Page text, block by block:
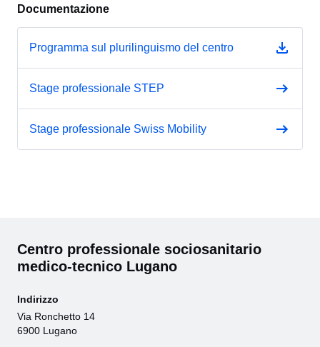
Documentazione
Programma sul plurilinguismo del centro
Stage professionale STEP
Stage professionale Swiss Mobility
Centro professionale sociosanitario
medico-tecnico Lugano
Indirizzo
Via Ronchetto 14
6900 Lugano